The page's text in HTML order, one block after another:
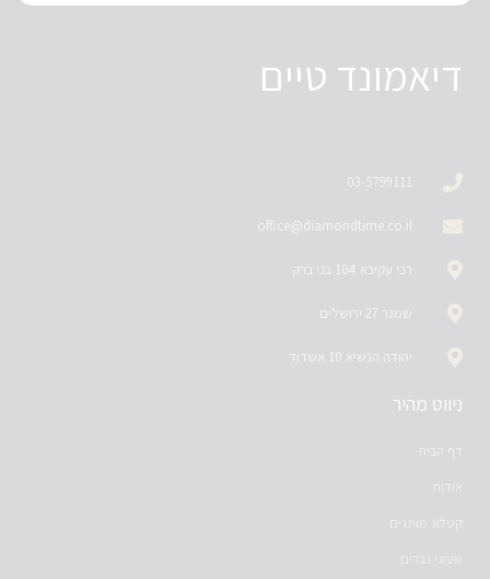
דיאמונד טיים
03-5799111
office@diamondtime.co.il
רבי עקיבא 104 בני ברק
שמגר 27 ירושלים
יהודה הנשיא 10 אשדוד
ניווט מהיר
דף הבית
אודות
קטלוג מותגים
שעוני גברים